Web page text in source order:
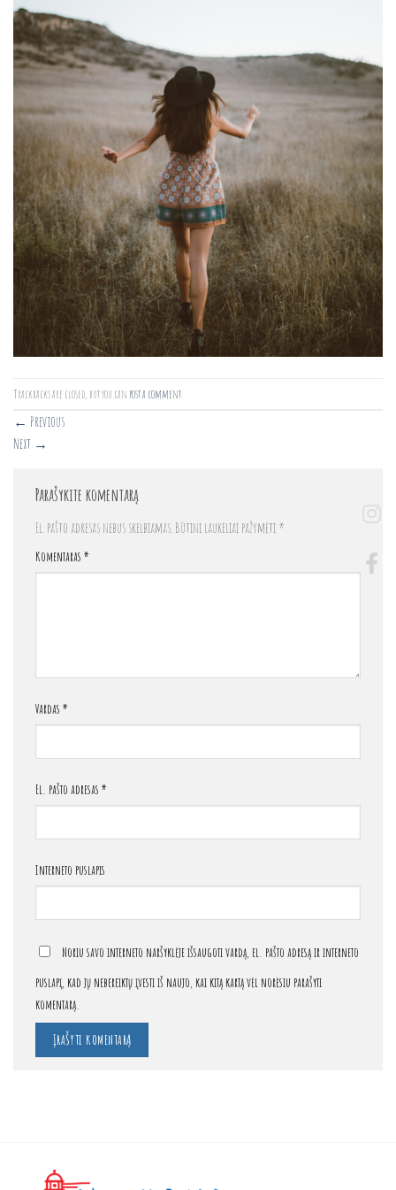
Trackbacks are closed, but you can post a comment
← Previous
Next →
Parašykite komentarą
El. pašto adresas nebus skelbiamas. Būtini laukeliai pažymėti *
Komentaras *
Vardas *
El. pašto adresas *
Interneto puslapis
Noriu savo interneto naršyklėje išsaugoti vardą, el. pašto adresą ir interneto
puslapį, kad jų nebereiktų įvesti iš naujo, kai kitą kartą vėl norėsiu parašyti
komentarą.